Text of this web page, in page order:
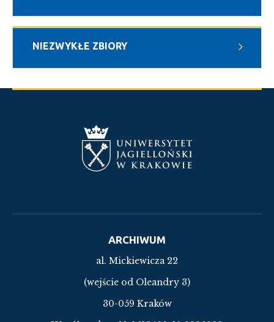
NIEZWYKŁE ZBIORY
ARCHIWUM
al. Mickiewicza 22
(wejście od Oleandry 3)
30-059 Kraków